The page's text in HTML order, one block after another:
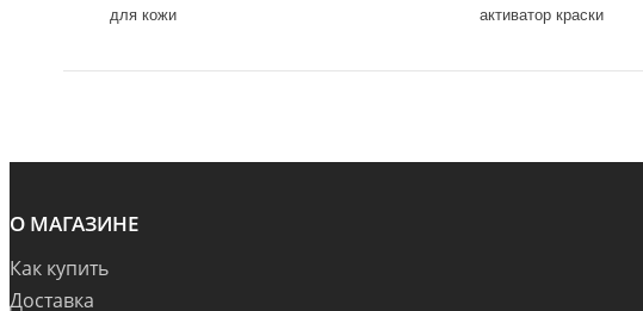
для кожи
активатор краски
О МАГАЗИНЕ
Как купить
Доставка